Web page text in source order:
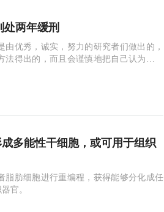
处两年缓刑
优秀，诚实，努力的研究者们做出的，
得出的，而且会谨慎地把自己认为正确
学术界与任何一个领域一样，总有坏的
多能性干细胞，或可用于组织
脂肪细胞进行重编程，获得能够分化成任
官。